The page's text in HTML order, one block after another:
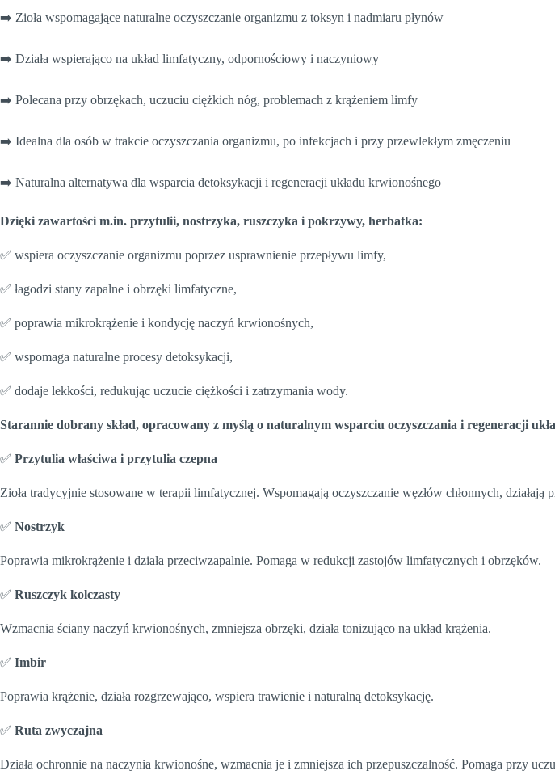
➡️ Zioła wspomagające naturalne oczyszczanie organizmu z toksyn i nadmiaru płynów
➡️ Działa wspierająco na układ limfatyczny, odpornościowy i naczyniowy
➡️ Polecana przy obrzękach, uczuciu ciężkich nóg, problemach z krążeniem limfy
➡️ Idealna dla osób w trakcie oczyszczania organizmu, po infekcjach i przy przewlekłym zmęczeniu
➡️ Naturalna alternatywa dla wsparcia detoksykacji i regeneracji układu krwionośnego
Dzięki zawartości m.in. przytulii, nostrzyka, ruszczyka i pokrzywy, herbatka:
✅ wspiera oczyszczanie organizmu poprzez usprawnienie przepływu limfy,
✅ łagodzi stany zapalne i obrzęki limfatyczne,
✅ poprawia mikrokrążenie i kondycję naczyń krwionośnych,
✅ wspomaga naturalne procesy detoksykacji,
✅ dodaje lekkości, redukując uczucie ciężkości i zatrzymania wody.
Starannie dobrany skład, opracowany z myślą o naturalnym wsparciu oczyszczania i regeneracji
✅ Przytulia właściwa i przytulia czepna
Zioła tradycyjnie stosowane w terapii limfatycznej. Wspomagają oczyszczanie węzłów chłonnych, działają
✅ Nostrzyk
Poprawia mikrokrążenie i działa przeciwzapalnie. Pomaga w redukcji zastojów limfatycznych i obrzęków.
✅ Ruszczyk kolczasty
Wzmacnia ściany naczyń krwionośnych, zmniejsza obrzęki, działa tonizująco na układ krążenia.
✅ Imbir
Poprawia krążenie, działa rozgrzewająco, wspiera trawienie i naturalną detoksykację.
✅ Ruta zwyczajna
Działa ochronnie na naczynia krwionośne, wzmacnia je i zmniejsza ich przepuszczalność. Pomaga przy